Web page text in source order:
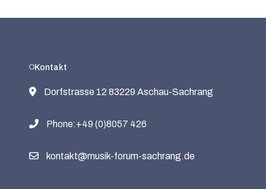
Kontakt
Dorfstrasse 12 83229 Aschau-Sachrang
Phone:+49 (0)8057 426
kontakt@musik-forum-sachrang.de